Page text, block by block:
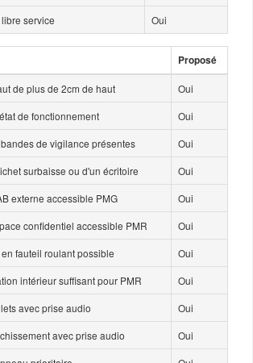
service
Oui
Proposé
de plus de 2cm de haut
Oui
de fonctionnement
Oui
de vigilance présentes
Oui
surbaisse ou d'un écritoire
Oui
externe accessible PMG
Oui
confidentiel accessible PMR
Oui
fauteil roulant possible
Oui
intérieur suffisant pour PMR
Oui
avec prise audio
Oui
avec prise audio
Oui